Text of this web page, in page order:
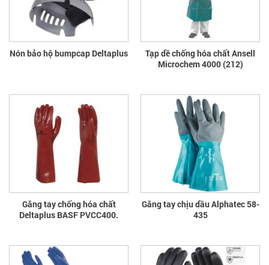
Nón bảo hộ bumpcap Deltaplus
Tạp dề chống hóa chất Ansell
Microchem 4000 (212)
Găng tay chống hóa chất
Deltaplus BASF PVCC400.
Găng tay chịu dầu Alphatec 58-
435